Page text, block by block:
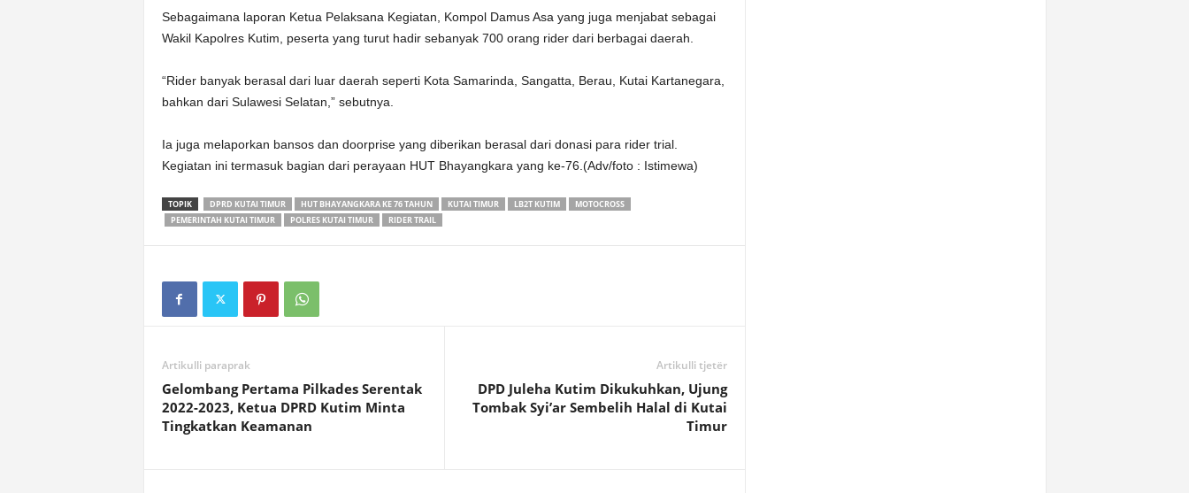
Sebagaimana laporan Ketua Pelaksana Kegiatan, Kompol Damus Asa yang juga menjabat sebagai
Wakil Kapolres Kutim, peserta yang turut hadir sebanyak 700 orang rider dari berbagai daerah.
“Rider banyak berasal dari luar daerah seperti Kota Samarinda, Sangatta, Berau, Kutai Kartanegara,
bahkan dari Sulawesi Selatan,” sebutnya.
Ia juga melaporkan bansos dan doorprise yang diberikan berasal dari donasi para rider trial.
Kegiatan ini termasuk bagian dari perayaan HUT Bhayangkara yang ke-76.(Adv/foto : Istimewa)
TOPIK DPRD KUTAI TIMUR HUT BHAYANGKARA KE 76 TAHUN KUTAI TIMUR LB2T KUTIM
MOTOCROSS
PEMERINTAH KUTAI TIMUR
POLRES KUTAI TIMUR RIDER TRAIL
Artikulli paraprak
Gelombang Pertama Pilkades Serentak
2022-2023, Ketua DPRD Kutim Minta
Tingkatkan Keamanan
Artikulli tjetër
DPD Juleha Kutim Dikukuhkan, Ujung
Tombak Syi’ar Sembelih Halal di Kutai
Timur